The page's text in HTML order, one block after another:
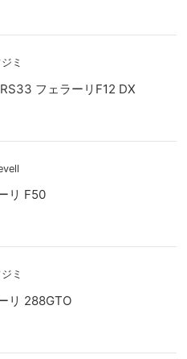
ミ
フェラーリF12 DX
リ F50
ミ
リ 288GTO